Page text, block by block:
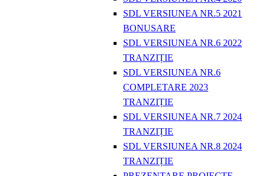
SDL VERSIUNEA NR.5 2021
BONUSARE
SDL VERSIUNEA NR.6 2022
TRANZIȚIE
SDL VERSIUNEA NR.6
COMPLETARE 2023
TRANZIȚIE
SDL VERSIUNEA NR.7 2024
TRANZIȚIE
SDL VERSIUNEA NR.8 2024
TRANZIȚIE